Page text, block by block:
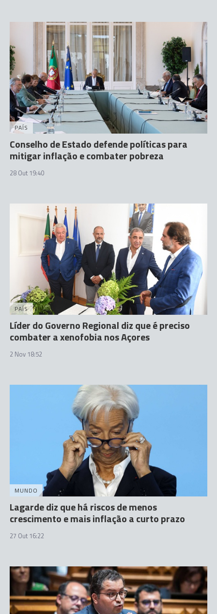
PAÍS
Conselho de Estado defende políticas para
mitigar inflação e combater pobreza
28 Out 19:40
PAÍS
Líder do Governo Regional diz que é preciso
combater a xenofobia nos Açores
2 Nov 18:52
MUNDO
Lagarde diz que há riscos de menos
crescimento e mais inflação a curto prazo
27 Out 16:22